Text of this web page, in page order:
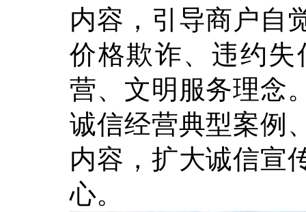
内容，引导商户自
价格欺诈、违约
营、文明服务理念
诚信经营典型案例
内容，扩大诚信宣
心。